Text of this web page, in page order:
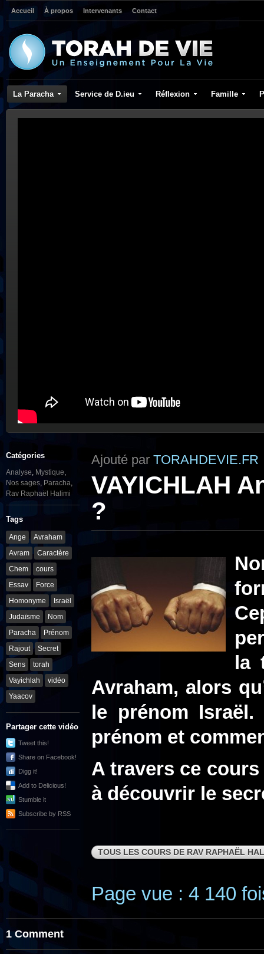
Accueil À propos Intervenants Contact
La Paracha Service de D.ieu Réflexion Famille
Catégories
Analyse, Mystique,
Nos sages, Paracha,
Rav Raphaël Halimi
Tags
Ange
Avraham
Avram
Caractère
Chem
cours
Essav
Force
Homonyme
Israël
Judaïsme
Nom
Paracha
Prénom
Rajout
Secret
Sens
torah
Vayichlah
vidéo
Yaacov
Partager cette vidéo
Tweet this!
Share on Facebook!
Digg it!
Add to Delicious!
Stumble it
Subscribe by RSS
Ajouté par TORAHDEVIE.FR
VAYICHLAH
?
la
Avraham, alors
le prénom
prénom et
A travers ce
à découvrir le
TOUS LES COURS DE RAV RAPHAËL
Page vue : 4 140
1 Comment